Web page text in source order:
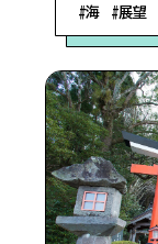
#海 #展望